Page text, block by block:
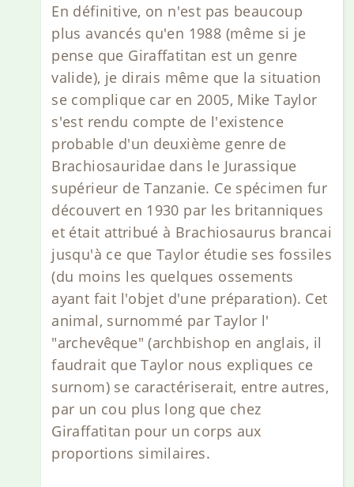
En définitive, on n'est pas beaucoup
plus avancés qu'en 1988 (même si je
pense que Giraffatitan est un genre
valide), je dirais même que la situation
se complique car en 2005, Mike Taylor
s'est rendu compte de l'existence
probable d'un deuxième genre de
Brachiosauridae dans le Jurassique
supérieur de Tanzanie. Ce spécimen fur
découvert en 1930 par les britanniques
et était attribué à Brachiosaurus brancai
jusqu'à ce que Taylor étudie ses fossiles
(du moins les quelques ossements
ayant fait l'objet d'une préparation). Cet
animal, surnommé par Taylor l'
"archevêque" (archbishop en anglais, il
faudrait que Taylor nous expliques ce
surnom) se caractériserait, entre autres,
par un cou plus long que chez
Giraffatitan pour un corps aux
proportions similaires.